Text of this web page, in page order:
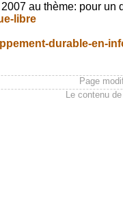
au thème: pour un
libre
durable-en-
Page
Le contenu